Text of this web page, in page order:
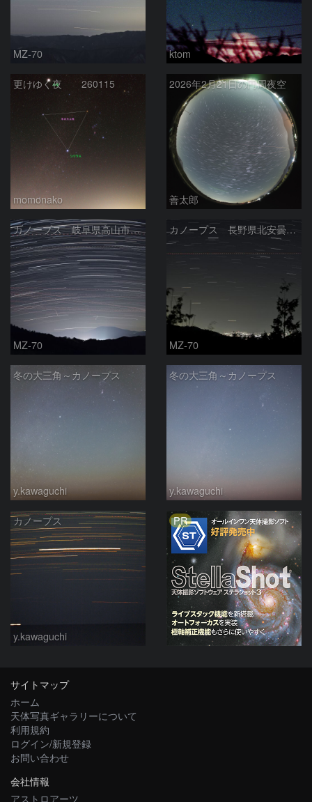
MZ-70 ktom
更けゆく夜 260115
momonako
2026年2月21日の円周夜空
善太郎
カノープス 岐阜県高山市 2026年2月21日
MZ-70
カノープス 長野県北安曇郡 2026年2月13日
MZ-70
冬の大三角～カノープス
y.kawaguchi
冬の大三角～カノープス
y.kawaguchi
カノープス
y.kawaguchi
PR
サイトマップ
ホーム
天体写真ギャラリーについて
利用規約
ログイン/新規登録
お問い合わせ
会社情報
アストロアーツ